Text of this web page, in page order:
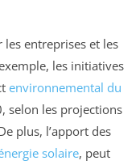
entreprises et les
les initiatives
environnemental du
selon les projections
plus, l’apport des
solaire, peut